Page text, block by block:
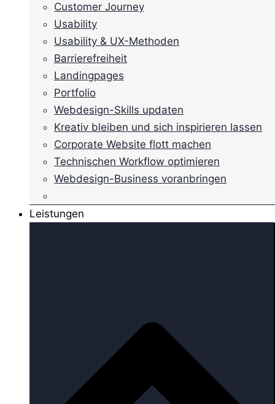
Customer Journey
Usability
Usability & UX-Methoden
Barrierefreiheit
Landingpages
Portfolio
Webdesign-Skills updaten
Kreativ bleiben und sich inspirieren lassen
Corporate Website flott machen
Technischen Workflow optimieren
Webdesign-Business voranbringen
Leistungen